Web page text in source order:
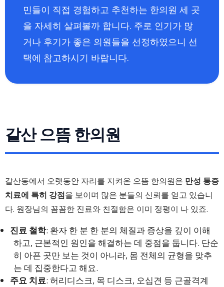
민들이 직접 경험하고 추천하는 한의원 세 곳
을 자세히 살펴볼까 합니다. 주로 인기가 많
거나 후기가 좋은 의원들을 선정하였으니 선
택에 참고하시기 바랍니다.
갈산 으뜸 한의원
갈산동에서 오랫동안 자리를 지켜온 으뜸 한의원은 만성 통증
치료에 특히 강점을 보이며 많은 분들의 신뢰를 얻고 있습니
다. 원장님의 꼼꼼한 진료와 친절함은 이미 정평이 나 있죠.
진료 철학: 환자 한 분 한 분의 체질과 증상을 깊이 이해
하고, 근본적인 원인을 해결하는 데 중점을 둡니다. 단순
히 아픈 곳만 보는 것이 아니라, 몸 전체의 균형을 맞추
는 데 집중한다고 해요.
주요 치료: 허리디스크, 목 디스크, 오십견 등 근골격계